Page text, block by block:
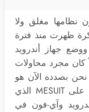
نظامها مغلق ولا
ظهرت منذ فترة
جهاز أندرويد
مجرد محاولات
نحن بصدده الآن هو
ملحق سيتم بيعه بالفعل. تعرف على MESUIT الذي
وآي-فون في